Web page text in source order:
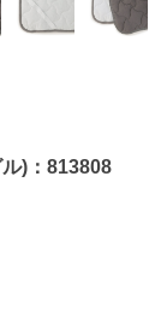
)：813808